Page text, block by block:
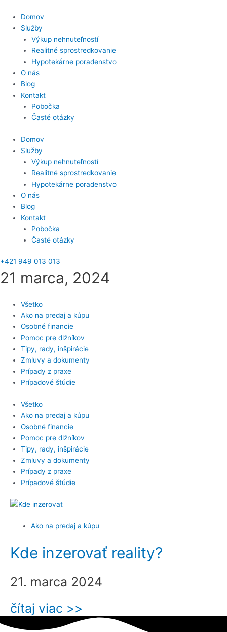
obsah
Domov
Služby
Výkup nehnuteľností
Realitné sprostredkovanie
Hypotekárne poradenstvo
O nás
Blog
Kontakt
Pobočka
Časté otázky
Domov
Služby
Výkup nehnuteľností
Realitné sprostredkovanie
Hypotekárne poradenstvo
O nás
Blog
Kontakt
Pobočka
Časté otázky
+421 949 013 013
21 marca, 2024
Všetko
Ako na predaj a kúpu
Osobné financie
Pomoc pre dlžníkov
Tipy, rady, inšpirácie
Zmluvy a dokumenty
Prípady z praxe
Prípadové štúdie
Všetko
Ako na predaj a kúpu
Osobné financie
Pomoc pre dlžníkov
Tipy, rady, inšpirácie
Zmluvy a dokumenty
Prípady z praxe
Prípadové štúdie
Ako na predaj a kúpu
Kde inzerovať reality?
21. marca 2024
čítaj viac >>